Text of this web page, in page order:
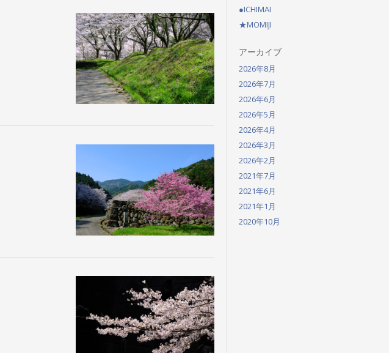
●ICHIMAI
★MOMIJI
アーカイブ
2026年8月
2026年7月
2026年6月
2026年5月
2026年4月
2026年3月
2026年2月
2021年7月
2021年6月
2021年1月
2020年10月